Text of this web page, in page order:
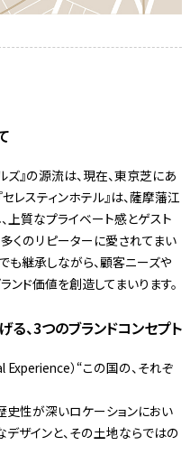
ズ』の源流は、現在、東京芝にあ
セレスティンホテル』は、薩摩藩江
上質なプライベート感とゲスト
くのリピーターに愛されてまい
も継承しながら、顧客ニーズや
ド価値を創造してまいります。
る、3つのブランドコンセプト
Experience）“この国の、それぞ
史性が深いロケーションにおい
ザインと、その土地ならではの